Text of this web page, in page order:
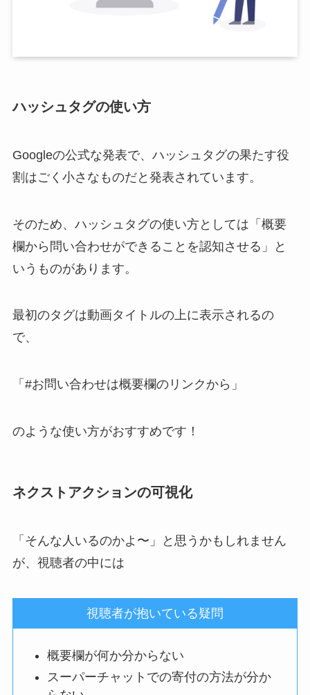
ハッシュタグの使い方
Googleの公式な発表で、 ハッシュタグの果たす役
割はごく小さなものだと発表されています。
そのため、ハッシュタグの使い方としては「概要
欄から問い合わせができることを認知させる」と
いうものがあります。
最初のタグは動画タイトルの上に表示されるの
で、
「#お問い合わせは概要欄のリンクから」
のような使い方がおすすめです！
ネクストアクションの可視化
「そんな人いるのかよ〜」と思うかもしれません
が、視聴者の中には
視聴者が抱いている疑問
概要欄が何か分からない
スーパーチャットでの寄付の方法が分か